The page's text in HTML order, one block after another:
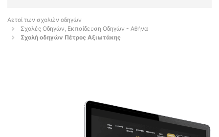
Αετοί των σχολών οδηγών
Σχολές Οδηγών, Εκπαίδευση Οδηγών - Αθήνα
Σχολή οδηγών Πέτρος Αξιωτάκης